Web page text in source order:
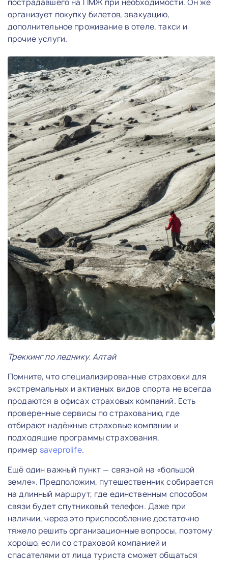
пострадавшего на ПМЖ при необходимости. Он же
организует покупку билетов, эвакуацию,
дополнительное проживание в отеле, такси и
прочие услуги.
Треккинг по леднику. Алтай
Помните, что специализированные страховки для
экстремальных и активных видов спорта не всегда
продаются в офисах страховых компаний. Есть
проверенные сервисы по страхованию, где
отбирают надёжные страховые компании и
подходящие программы страхования,
примерsaveprolife.
Ещё один важный пункт — связной на «большой
земле». Предположим, путешественник собирается
на длинный маршрут, где единственным способом
связи будет спутниковый телефон. Даже при
наличии, через это приспособление достаточно
тяжело решить организационные вопросы, поэтому
хорошо, если со страховой компанией и
спасателями от лица туриста сможет общаться